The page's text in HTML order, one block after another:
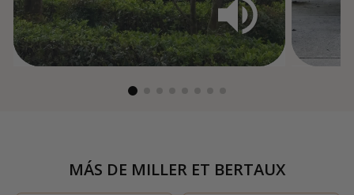
MÁS DE MILLER ET BERTAUX